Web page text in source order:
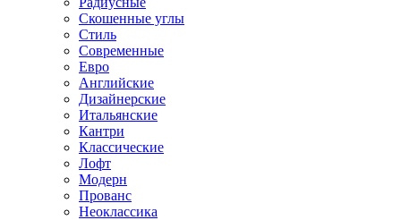
Скошенные углы
Стиль
Современные
Евро
Английские
Дизайнерские
Итальянские
Кантри
Классические
Лофт
Модерн
Прованс
Неоклассика